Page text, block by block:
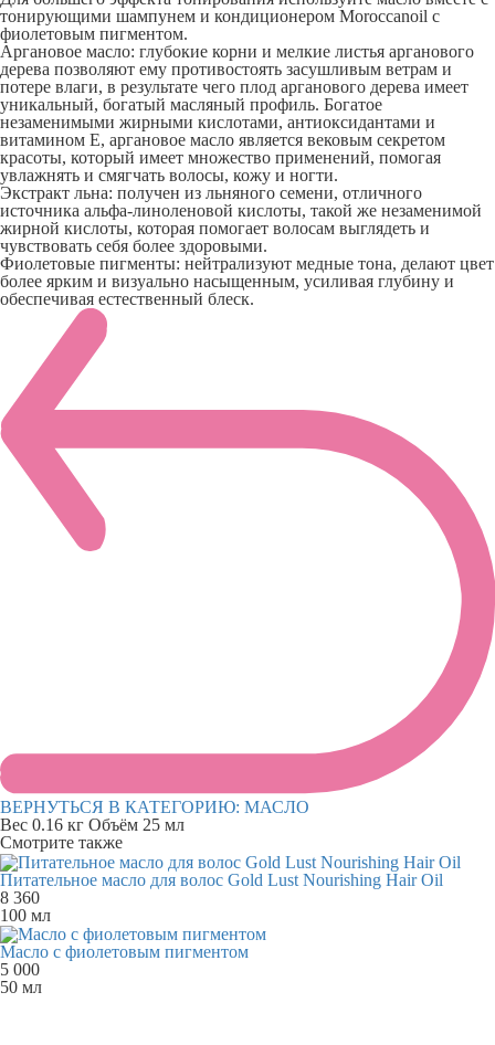
тонирующими шампунем и кондиционером Moroccanoil с
фиолетовым пигментом.
Аргановое масло: глубокие корни и мелкие листья арганового
дерева позволяют ему противостоять засушливым ветрам и
потере влаги, в результате чего плод арганового дерева имеет
уникальный, богатый масляный профиль. Богатое
незаменимыми жирными кислотами, антиоксидантами и
витамином Е, аргановое масло является вековым секретом
красоты, который имеет множество применений, помогая
увлажнять и смягчать волосы, кожу и ногти.
Экстракт льна: получен из льняного семени, отличного
источника альфа-линоленовой кислоты, такой же незаменимой
жирной кислоты, которая помогает волосам выглядеть и
чувствовать себя более здоровыми.
Фиолетовые пигменты: нейтрализуют медные тона, делают цвет
более ярким и визуально насыщенным, усиливая глубину и
обеспечивая естественный блеск.
ВЕРНУТЬСЯ В КАТЕГОРИЮ: МАСЛО
Вес 0.16 кг Объём 25 мл
Смотрите также
Питательное масло для волос Gold Lust Nourishing Hair Oil
8 360
100 мл
Масло с фиолетовым пигментом
5 000
50 мл